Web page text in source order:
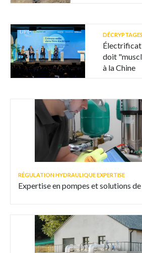
DÉCRYPTAGES
doit
à la Chine
RÉGULATION HYDRAULIQUE EXPERTISE
Expertise en pompes et solutions